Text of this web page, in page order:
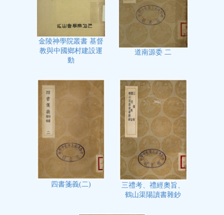
金陵神學院叢書 基督
教與中國鄉村建設運
動
道南源委 二
四書箋義(二)
三禮考、禮經奧旨、
鶴山渠陽讀書雜鈔